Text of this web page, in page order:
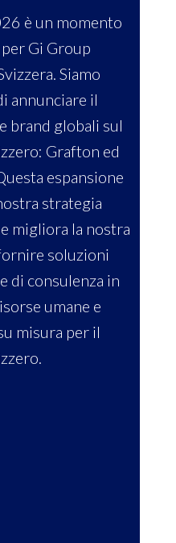
è un momento
Gi Group
Siamo
annunciare il
brand globali sul
Grafton ed
espansione
strategia
migliora la nostra
soluzioni
di consulenza in
umane e
misura per il